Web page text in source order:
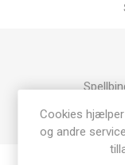
Cookies
og andre